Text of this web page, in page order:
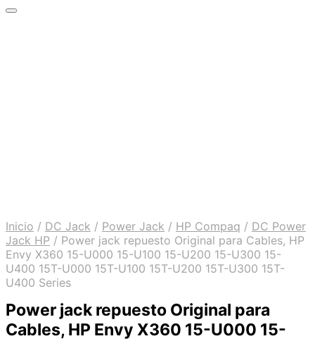
Inicio / DC Jack / Power Jack / HP Compaq / DC Power
Jack HP / Power jack repuesto Original para Cables, HP
Envy X360 15-U000 15-U100 15-U200 15-U300 15-
U400 15T-U000 15T-U100 15T-U200 15T-U300 15T-
U400 Series
Power jack repuesto Original para
Cables, HP Envy X360 15-U000 15-